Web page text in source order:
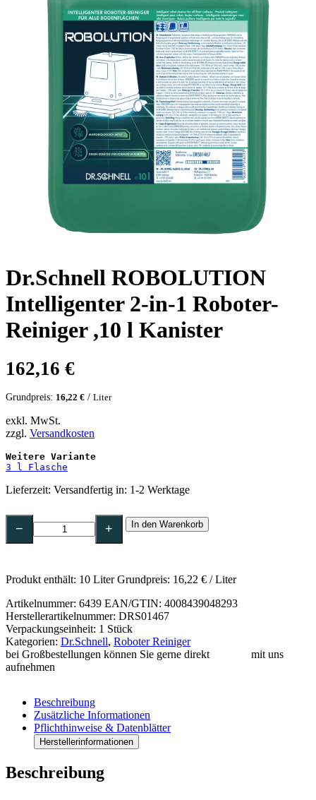
Dr.Schnell ROBOLUTION
Intelligenter 2-in-1 Roboter-
Reiniger ,10 l Kanister
162,16 €
Grundpreis: 16,22 € / Liter
exkl. MwSt.
zzgl. Versandkosten
Weitere Variante
3 l Flasche
Lieferzeit: Versandfertig in: 1-2 Werktage
Dr.Schnell
ROBOLUTION
Intelligenter
1
Reiniger
,10
l
Kanister
Menge
− + In den Warenkorb
Produkt enthält: 10 LiterGrundpreis: 16,22 € /Liter
Artikelnummer: 6439 EAN/GTIN: 4008439048293
Herstellerartikelnummer: DRS01467
Verpackungseinheit: 1 Stück
Kategorien: Dr.Schnell, Roboter Reiniger
bei Großbestellungen können Sie gerne direkt
mit uns
aufnehmen
Beschreibung
Zusätzliche Informationen
Pflichthinweise & Datenblätter
Herstellerinformationen
Beschreibung